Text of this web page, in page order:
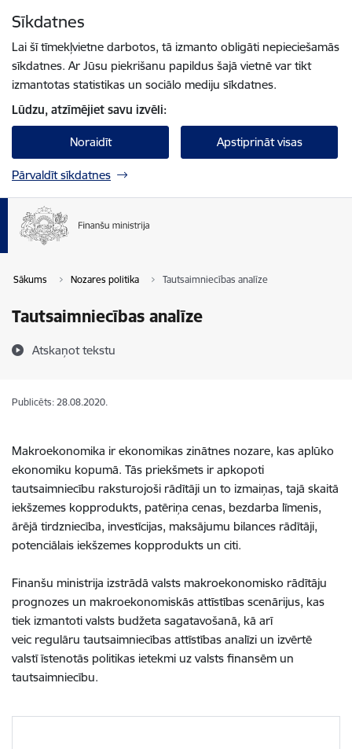
Sīkdatnes
Lai šī tīmekļvietne darbotos, tā izmanto obligāti nepieciešamās
sīkdatnes. Ar Jūsu piekrišanu papildus šajā vietnē var tikt
izmantotas statistikas un sociālo mediju sīkdatnes.
Lūdzu, atzīmējiet savu izvēli:
Noraidīt Apstiprināt visas
Pārvaldīt sīkdatnes
Sākums Nozares politika Tautsaimniecības analīze
Tautsaimniecības analīze
Atskaņot tekstu
Publicēts: 28.08.2020.
Makroekonomika ir ekonomikas zinātnes nozare, kas aplūko
ekonomiku kopumā. Tās priekšmets ir apkopoti
tautsaimniecību raksturojoši rādītāji un to izmaiņas, tajā skaitā
iekšzemes kopprodukts, patēriņa cenas, bezdarba līmenis,
ārējā tirdzniecība, investīcijas, maksājumu bilances rādītāji,
potenciālais iekšzemes kopprodukts un citi.
Finanšu ministrija izstrādā valsts makroekonomisko rādītāju
prognozes un makroekonomiskās attīstības scenārijus, kas
tiek izmantoti valsts budžeta sagatavošanā, kā arī
veic regulāru tautsaimniecības attīstības analīzi un izvērtē
valstī īstenotās politikas ietekmi uz valsts finansēm un
tautsaimniecību.